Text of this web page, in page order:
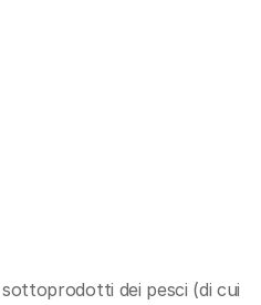
dei pesci (di cui